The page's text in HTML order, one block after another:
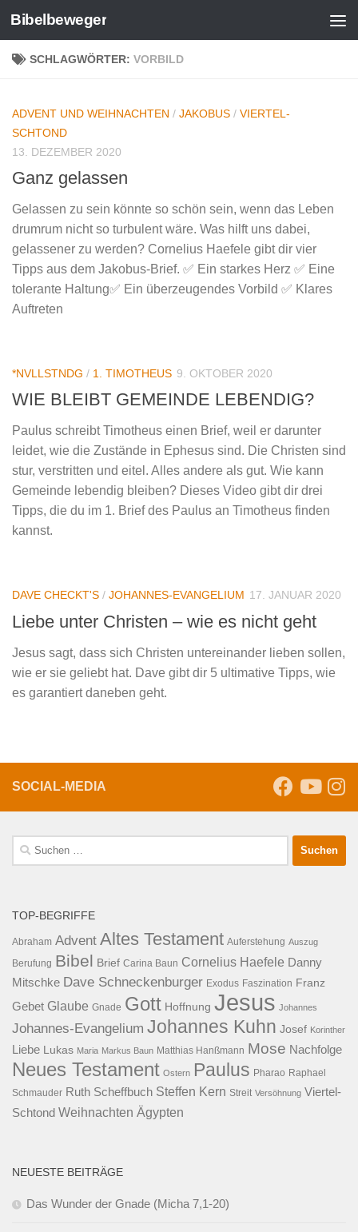
Zum Inhalt springen
Bibelbeweger
SCHLAGWÖRTER: VORBILD
ADVENT UND WEIHNACHTEN / JAKOBUS / VIERTEL-
SCHTOND
13. DEZEMBER 2020
Ganz gelassen
Gelassen zu sein könnte so schön sein, wenn das Leben
drumrum nicht so turbulent wäre. Was hilft uns dabei,
gelassener zu werden? Cornelius Haefele gibt dir vier
Tipps aus dem Jakobus-Brief. ✅ Ein starkes Herz ✅ Eine
tolerante Haltung✅ Ein überzeugendes Vorbild ✅ Klares
Auftreten
*NVLLSTNDG / 1. TIMOTHEUS 9. OKTOBER 2020
WIE BLEIBT GEMEINDE LEBENDIG?
Paulus schreibt Timotheus einen Brief, weil er darunter
leidet, wie die Zustände in Ephesus sind. Die Christen sind
stur, verstritten und eitel. Alles andere als gut. Wie kann
Gemeinde lebendig bleiben? Dieses Video gibt dir drei
Tipps, die du im 1. Brief des Paulus an Timotheus finden
kannst.
DAVE CHECKT'S / JOHANNES-EVANGELIUM 17. JANUAR 2020
Liebe unter Christen – wie es nicht geht
Jesus sagt, dass sich Christen untereinander lieben sollen,
wie er sie geliebt hat. Dave gibt dir 5 ultimative Tipps, wie
es garantiert daneben geht.
SOCIAL-MEDIA
Suche
nach:
TOP-BEGRIFFE
Abraham Advent Altes Testament Auferstehung Auszug
Berufung Bibel Brief Carina Baun Cornelius Haefele Danny
Mitschke Dave Schneckenburger Exodus Faszination Franz
Gebet Glaube Gnade Gott Hoffnung Jesus Johannes
Johannes-Evangelium Johannes Kuhn Josef Korinther
Liebe Lukas Maria Markus Baun Matthias Hanßmann Mose Nachfolge
Neues Testament Ostern Paulus Pharao Raphael
Schmauder Ruth Scheffbuch Steffen Kern Streit Versöhnung Viertel-
Schtond Weihnachten Ägypten
NEUESTE BEITRÄGE
Das Wunder der Gnade (Micha 7,1-20)